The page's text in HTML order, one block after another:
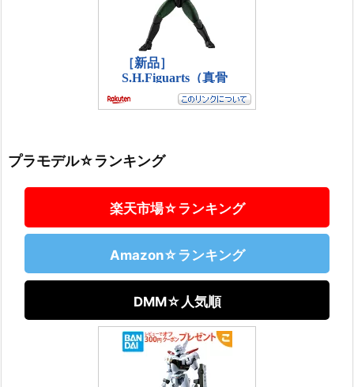
プラモデル☆ランキング
楽天市場☆ランキング
Amazon☆ランキング
DMM☆人気順